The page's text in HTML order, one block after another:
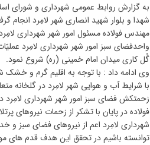
به گزارش روابط عمومی شهرداری و شورای
شهدا و بلوار شهید انصاری شهر لامِرد انجام
مهندس فولاده مسئول امور شهر شهرداری
واحدفضای سبز امور شهر شهرداری لامِرد
گُل کاری میدان امام خمینی (ره) شروع نمود.
وی ادامه داد : با توجه به اقلیم گرم و
با شرایط آب و هوایی شهر لامِرد در گلخانه
زحمتکش فضای سبز امور شهر شهرداری لامِرد
فولاده در پایان با تشکر از زحمات نیروهای
شهرداری لامِرد اعم از نیروهای فضای سبز و
توانسته باشیم در تحقق این هدف قدم های